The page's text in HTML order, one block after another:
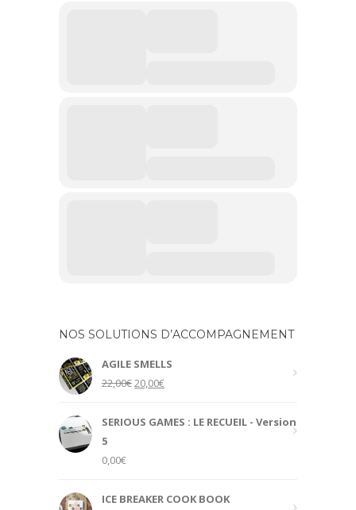
NOS SOLUTIONS D’ACCOMPAGNEMENT
AGILE SMELLS
22,00€ Original
was:
20,00€Current
is:
SERIOUS GAMES : LE RECUEIL - Version
5
0,00€
ICE BREAKER COOK BOOK